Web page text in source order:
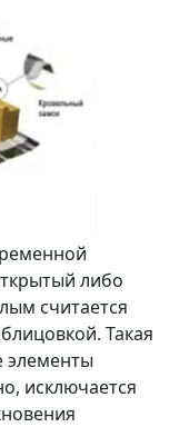
либо
считается
Такая
элементы
исключается